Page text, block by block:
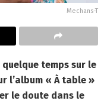
Mechans-T
temps sur le
l’album « À table »
le doute dans le